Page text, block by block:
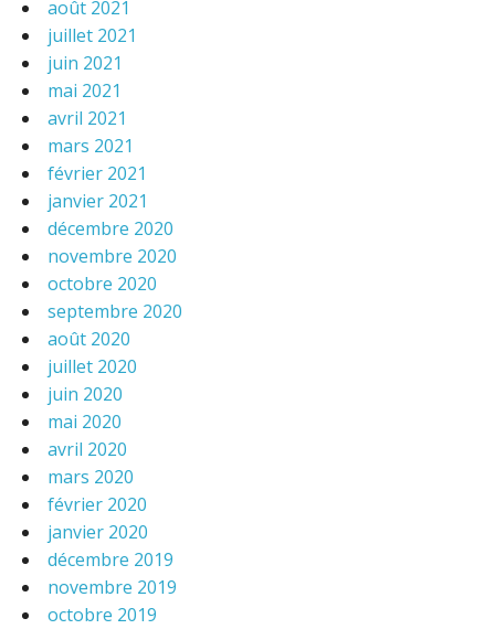
août 2021
juillet 2021
juin 2021
mai 2021
avril 2021
mars 2021
février 2021
janvier 2021
décembre 2020
novembre 2020
octobre 2020
septembre 2020
août 2020
juillet 2020
juin 2020
mai 2020
avril 2020
mars 2020
février 2020
janvier 2020
décembre 2019
novembre 2019
octobre 2019